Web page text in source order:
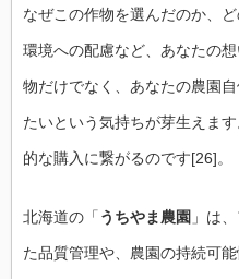
なぜこの作物を選んだのか、
環境への配慮など、あなたの
物だけでなく、あなたの農園
たいという気持ちが芽生えま
的な購入に繋がるのです[26]。
北海道の「 うちやま農園 」は
た品質管理や、農園の持続可